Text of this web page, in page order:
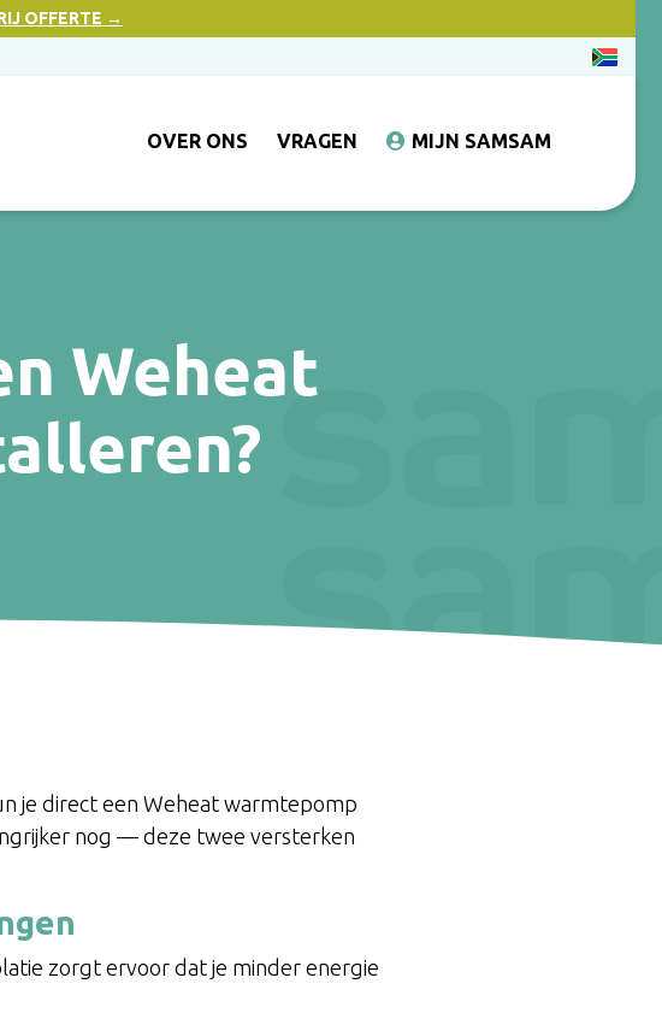
OFFERTE →
OVER ONS VRAGEN MIJN SAMSAM
Weheat
je direct een Weheat warmtepomp
nog — deze twee versterken
zorgt ervoor dat je minder energie